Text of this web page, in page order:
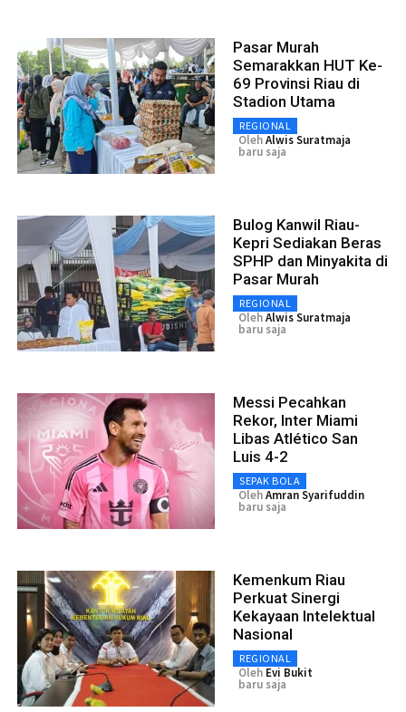
Pasar Murah
Semarakkan HUT Ke-
69 Provinsi Riau di
Stadion Utama
REGIONAL
OlehAlwis Suratmaja
baru saja
Bulog Kanwil Riau-
Kepri Sediakan Beras
SPHP dan Minyakita di
Pasar Murah
REGIONAL
OlehAlwis Suratmaja
baru saja
Messi Pecahkan
Rekor, Inter Miami
Libas Atlético San
Luis 4-2
SEPAK BOLA
OlehAmran Syarifuddin
baru saja
Kemenkum Riau
Perkuat Sinergi
Kekayaan Intelektual
Nasional
REGIONAL
Oleh Evi Bukit
baru saja